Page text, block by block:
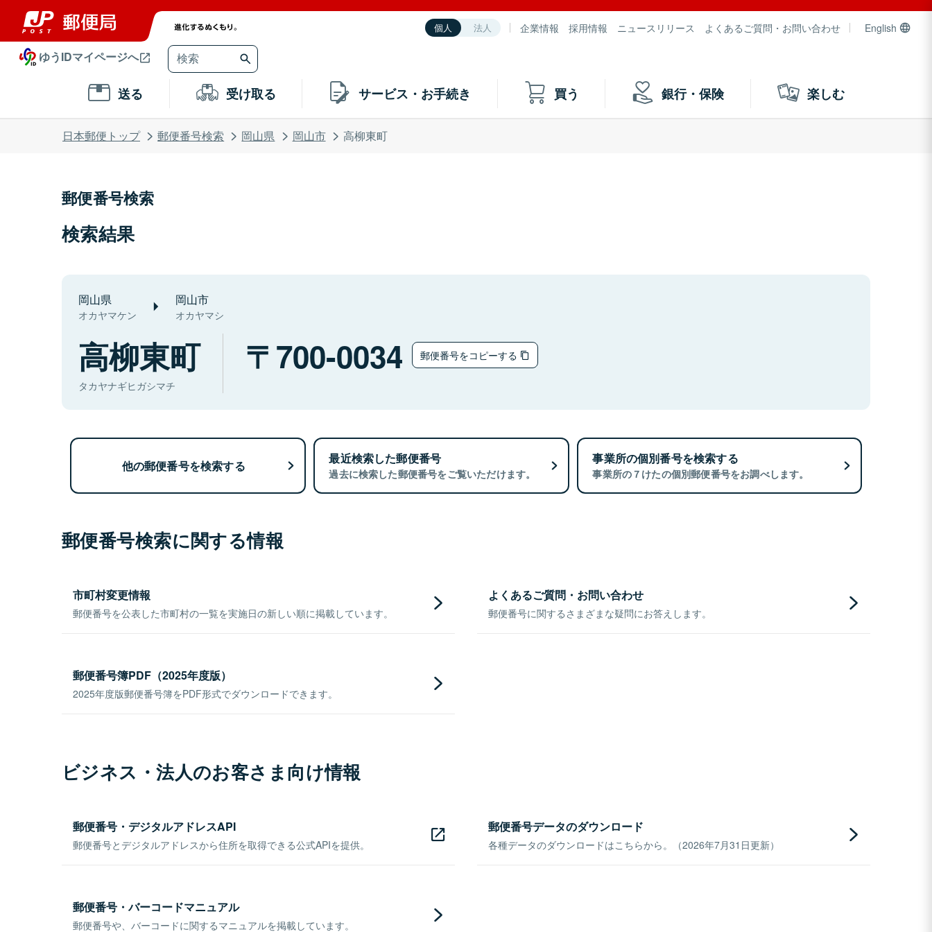
個人 法人 企業情報 採用情報 ニュースリリース よくあるご質問・お問い合わせ English
ゆうIDマイページへ
送る 受け取る サービス・お手続き 買う 銀行・保険 楽しむ
日本郵便トップ 郵便番号検索 岡山県 岡山市 高柳東町
郵便番号検索
検索結果
岡山県
オカヤマケン
岡山市
オカヤマシ
高柳東町
タカヤナギヒガシマチ
700-0034 郵便番号をコピーする
他の郵便番号を検索する 最近検索した郵便番号
過去に検索した郵便番号をご覧いただけます。
事業所の個別番号を検索する
事業所の７けたの個別郵便番号をお調べします。
郵便番号検索に関する情報
市町村変更情報
郵便番号を公表した市町村の一覧を実施日の新しい順に掲載しています。
よくあるご質問・お問い合わせ
郵便番号に関するさまざまな疑問にお答えします。
郵便番号簿PDF（2025年度版）
2025年度版郵便番号簿をPDF形式でダウンロードできます。
ビジネス・法人のお客さま向け情報
郵便番号・デジタルアドレスAPI
郵便番号とデジタルアドレスから住所を取得できる公式APIを提供。
郵便番号データのダウンロード
各種データのダウンロードはこちらから。（2026年7月31日更新）
郵便番号・バーコードマニュアル
郵便番号や、バーコードに関するマニュアルを掲載しています。